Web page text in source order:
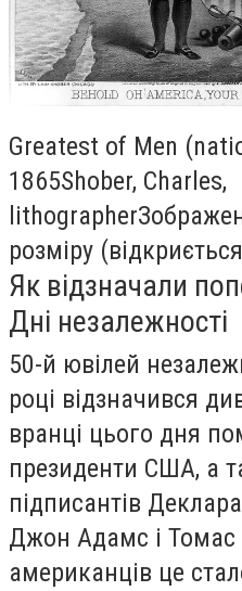
Greatest of Men
1865Shober, Charles,
розміру
Як відзначали
Дні незалежності
50-й ювілей
році відзначився
вранці цього дня
президенти США, а
підписантів
Джон Адамс і
американців це